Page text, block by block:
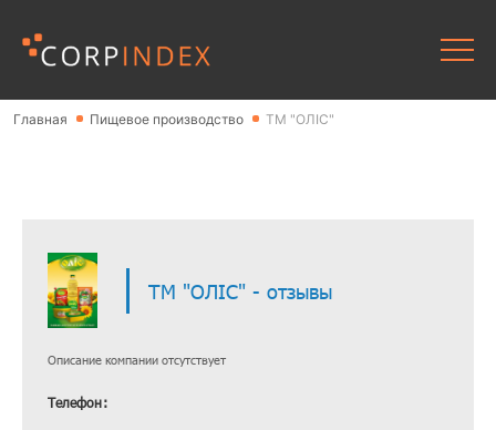
Главная Пищевое производство ТМ "ОЛІС"
ТМ "ОЛІС" - отзывы
Описание компании отсутствует
Телефон: